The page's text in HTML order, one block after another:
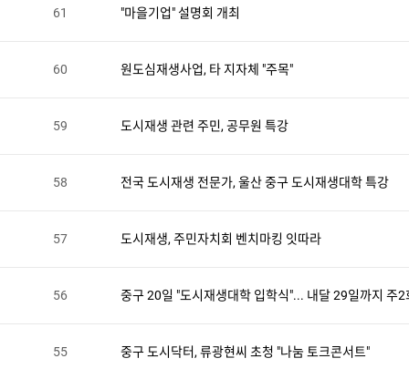
61 "마을기업" 설명회 개최
60 원도심재생사업, 타 지자체 "주목"
59 도시재생 관련 주민, 공무원 특강
58 전국 도시재생 전문가, 울산 중구 도시재생대학 특강
57 도시재생, 주민자치회 벤치마킹 잇따라
56 중구 20일 "도시재생대학 입학식"... 내달 29일까지 주
55 중구 도시닥터, 류광현씨 초청 "나눔 토크콘서트"